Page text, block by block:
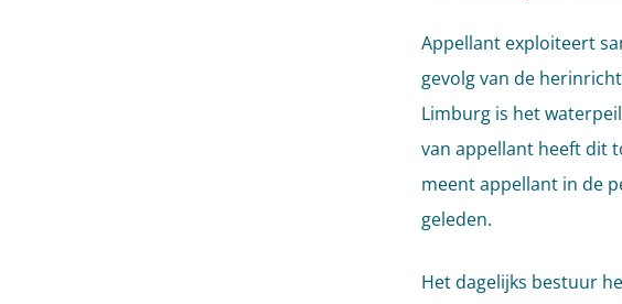
Appellant exploiteert
gevolg van de
Limburg is het
van appellant heeft dit
meent appellant in de
geleden.
Het dagelijks bestuur